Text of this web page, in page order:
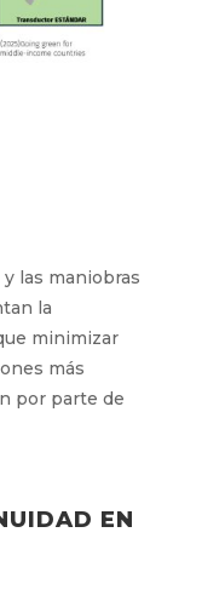
las maniobras
la
minimizar
más
por parte de
EN